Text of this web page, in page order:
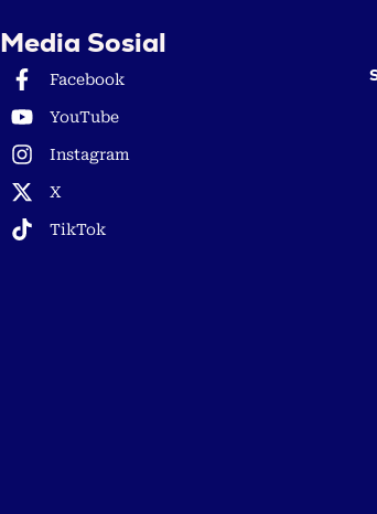
Media Sosial
Facebook
YouTube
Instagram
X
TikTok